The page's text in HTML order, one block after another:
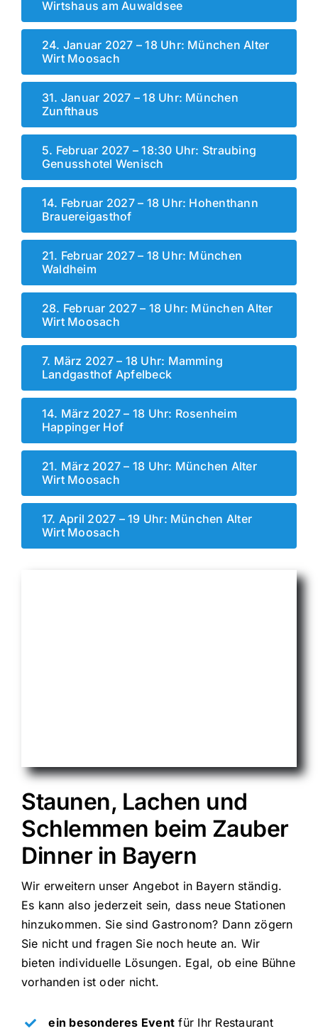
Wirtshaus am Auwaldsee
24. Januar 2027 – 18 Uhr: München Alter
Wirt Moosach
31. Januar 2027 – 18 Uhr: München
Zunfthaus
5. Februar 2027 – 18:30 Uhr: Straubing
Genusshotel Wenisch
14. Februar 2027 – 18 Uhr: Hohenthann
Brauereigasthof
21. Februar 2027 – 18 Uhr: München
Waldheim
28. Februar 2027 – 18 Uhr: München Alter
Wirt Moosach
7. März 2027 – 18 Uhr: Mamming
Landgasthof Apfelbeck
14. März 2027 – 18 Uhr: Rosenheim
Happinger Hof
21. März 2027 – 18 Uhr: München Alter
Wirt Moosach
17. April 2027 – 19 Uhr: München Alter
Wirt Moosach
Staunen, Lachen und
Schlemmen beim Zauber
Dinner in Bayern
Wir erweitern unser Angebot in Bayern ständig.
Es kann also jederzeit sein, dass neue Stationen
hinzukommen. Sie sind Gastronom? Dann zögern
Sie nicht und fragen Sie noch heute an. Wir
bieten individuelle Lösungen. Egal, ob eine Bühne
vorhanden ist oder nicht.
ein besonderes Event für Ihr Restaurant